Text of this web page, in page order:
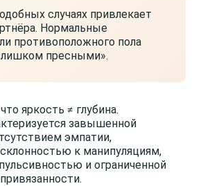
случаях привлекает
Нормальные
противоположного пола
пресными».
яркость ≠ глубина.
завышенной
эмпатии,
к манипуляциям,
и ограниченной